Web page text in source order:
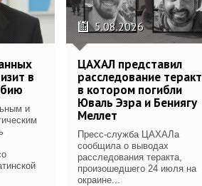
в
и
5.08.2026
ЦАХАЛ представил
расследование
в котором погибли
Юваль Эзра и Бениягу
Меллет
Пресс-служба ЦАХАЛа
сообщила о выводах
расследования теракта,
произошедшего 24 июля на
окраине...